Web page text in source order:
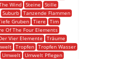
Wind Steine
Stille
Suburb Tanzende Flammen
Gruben Tiere
Tim
Of The Four Elements
Vier Elemente
Träume
Tropfen
Tropfen Wasser
Umwelt
Umwelt Pflegen